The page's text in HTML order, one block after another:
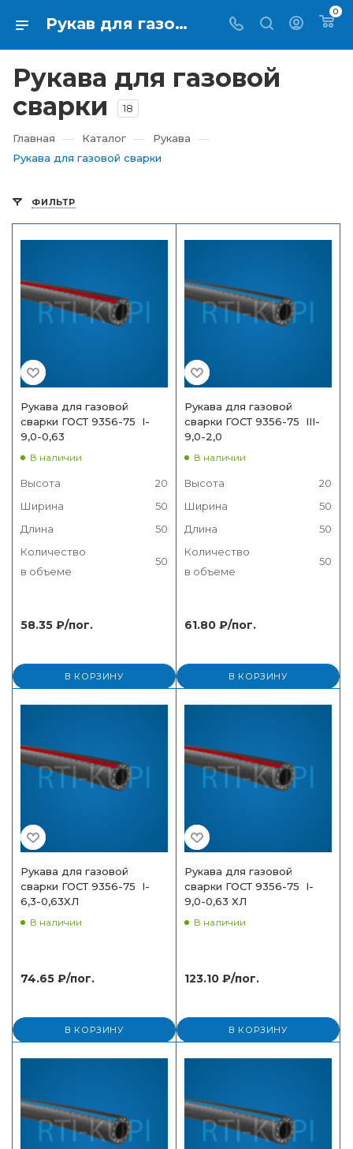
Рукав для газовой сварки по выгодной цене в Екатеринбурге - RTI-KUPI
0
Рукава для газовой
сварки
18
Главная — Каталог — Рукава —
Рукава для газовой сварки
ФИЛЬТР
Рукава для газовой
сварки ГОСТ 9356-75 I-
9,0-0,63
В наличии
Высота
20
Ширина
50
Длина
50
Количество
в объеме
50
58.35 ₽/пог.
В КОРЗИНУ
Рукава для газовой
сварки ГОСТ 9356-75 III-
9,0-2,0
В наличии
Высота
20
Ширина
50
Длина
50
Количество
в объеме
50
61.80 ₽/пог.
В КОРЗИНУ
Рукава для газовой
сварки ГОСТ 9356-75 I-
6,3-0,63ХЛ
В наличии
74.65 ₽/пог.
В КОРЗИНУ
Рукава для газовой
сварки ГОСТ 9356-75 I-
9,0-0,63 ХЛ
В наличии
123.10 ₽/пог.
В КОРЗИНУ